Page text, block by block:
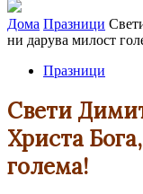
Дома Празници
ни дарува милост
Празници
Свети
Христа
голема!